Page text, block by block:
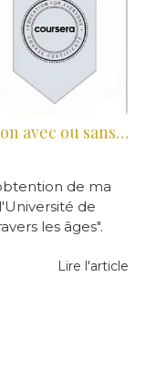
Trouble du Déficit de l'Attention avec ou sans Hyperactivité - TDAH : nouvelle certification
de ma
de
les âges".
Lire l'article